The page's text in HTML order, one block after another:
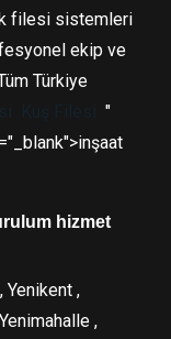
filesi sistemleri
ekip ve
Türkiye
"
hizmet
Yenikent ,
,